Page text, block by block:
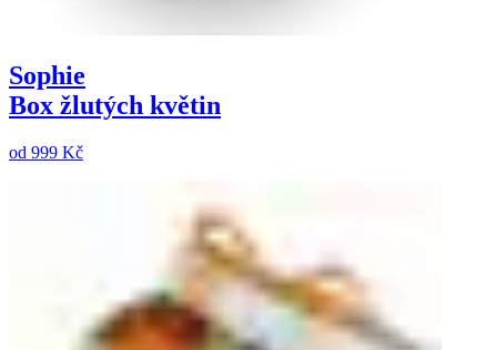
Sophie
Box žlutých květin
od 999 Kč